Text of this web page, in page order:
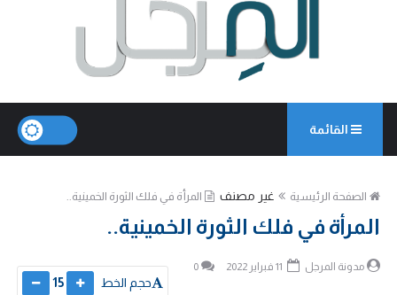
القائمة
الصفحة الرئيسية غير مصنف المرأة في فلك الثورة الخمينية..
المرأة في فلك الثورة الخمينية..
مدونة المرجل 0
حجم الخط 15